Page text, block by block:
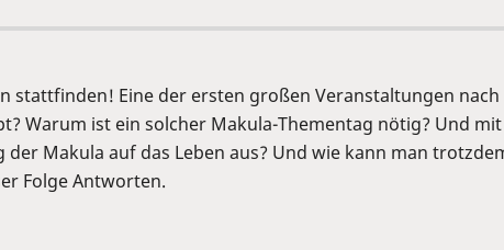
stattfinden! Eine der ersten großen Veranstaltungen
Warum ist ein solcher Makula-Thementag nötig? Und
Makula auf das Leben aus? Und wie kann man
Folge Antworten.